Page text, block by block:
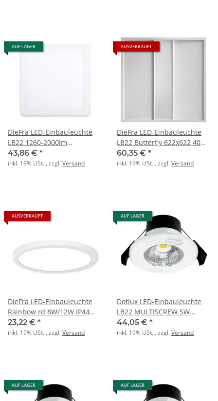
AUF LAGER
DieFra LED-Einbauleuchte
LB22 1260-2000lm
3000/4000/6000K IP44 ws
43,86 € *
inkl. 19% USt. , zzgl.Versand
AUSVERKAUFT
DieFra LED-Einbauleuchte
LB22 Butterfly 622x622 40W
4000K 4000lm ws
60,35 € *
inkl. 19% USt. , zzgl.Versand
AUSVERKAUFT
DieFra LED-Einbauleuchte
Rainbow rd 8W/12W IP44
dimmb. weiss
23,22 € *
inkl. 19% USt. , zzgl.Versand
AUF LAGER
Dotlux LED-Einbauleuchte
LB22 MULTISCREW 5W
3000K dim
44,05 € *
inkl. 19% USt. , zzgl.Versand
AUF LAGER AUF LAGER